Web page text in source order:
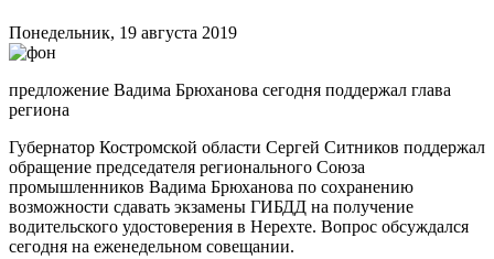
Понедельник, 19 августа 2019
предложение Вадима Брюханова сегодня поддержал глава
региона
Губернатор Костромской области Сергей Ситников поддержал
обращение председателя регионального Союза
промышленников Вадима Брюханова по сохранению
возможности сдавать экзамены ГИБДД на получение
водительского удостоверения в Нерехте. Вопрос обсуждался
сегодня на еженедельном совещании.